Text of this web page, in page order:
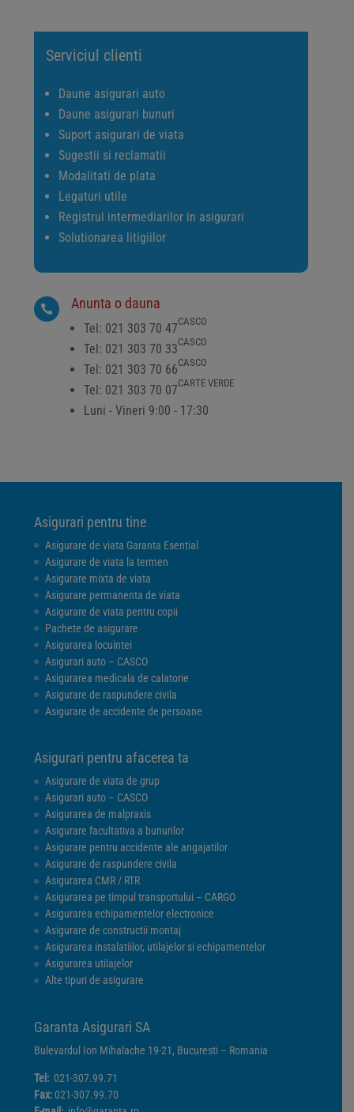
Serviciul clienti
Daune asigurari auto
Daune asigurari bunuri
Suport asigurari de viata
Sugestii si reclamatii
Modalitati de plata
Legaturi utile
Registrul intermediarilor in asigurari
Solutionarea litigiilor
 Anunta o dauna
Tel: 021 303 70 47CASCO
Tel: 021 303 70 33CASCO
Tel: 021 303 70 66CASCO
Tel: 021 303 70 07CARTE VERDE
Luni - Vineri 9:00 - 17:30
Asigurari pentru tine
Asigurare de viata Garanta Esential
Asigurare de viata la termen
Asigurare mixta de viata
Asigurare permanenta de viata
Asigurare de viata pentru copii
Pachete de asigurare
Asigurarea locuintei
Asigurari auto – CASCO
Asigurarea medicala de calatorie
Asigurare de raspundere civila
Asigurare de accidente de persoane
Asigurari pentru afacerea ta
Asigurare de viata de grup
Asigurari auto – CASCO
Asigurarea de malpraxis
Asigurare facultativa a bunurilor
Asigurare pentru accidente ale angajatilor
Asigurare de raspundere civila
Asigurarea CMR / RTR
Asigurarea pe timpul transportului – CARGO
Asigurarea echipamentelor electronice
Asigurare de constructii montaj
Asigurarea instalatiilor, utilajelor si echipamentelor
Asigurarea utilajelor
Alte tipuri de asigurare
Garanta Asigurari SA
Bulevardul Ion Mihalache 19-21, Bucuresti – Romania
Tel: 021-307.99.71
Fax:021-307.99.70